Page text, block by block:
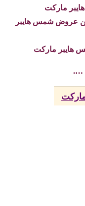
ماركت
عروض شمس هايبر
ماركت
….